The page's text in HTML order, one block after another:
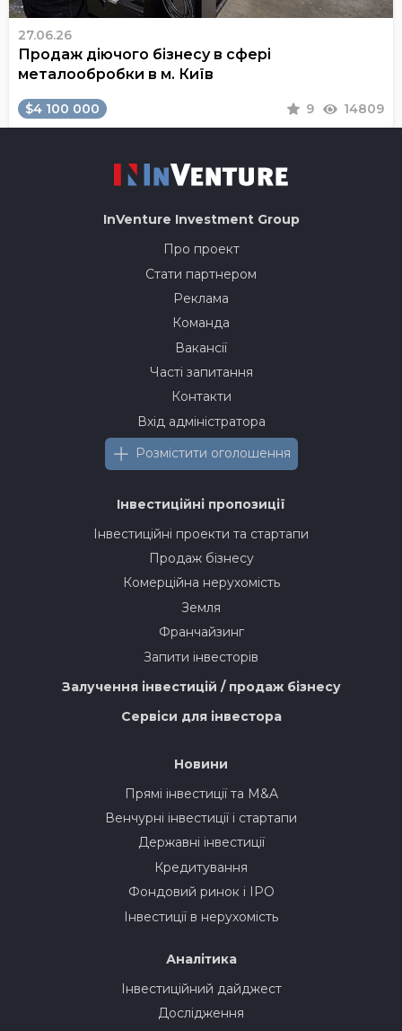
27.06.26
Продаж діючого бізнесу в сфері
металообробки в м. Київ
$4 100 000 9 14809
InVenture Investment Group
Про проект
Стати партнером
Реклама
Команда
Вакансії
Часті запитання
Контакти
Вхід адміністратора
Розмістити оголошення
Інвестиційні пропозиції
Інвестиційні проекти та стартапи
Продаж бізнесу
Комерційна нерухомість
Земля
Франчайзинг
Запити інвесторів
Залучення інвестицій / продаж бізнесу
Сервіси для інвестора
Новини
Прямі інвестиції та M&A
Венчурні інвестиції і стартапи
Державні інвестиції
Кредитування
Фондовий ринок і IPO
Інвестиції в нерухомість
Аналітика
Інвестиційний дайджест
Дослідження